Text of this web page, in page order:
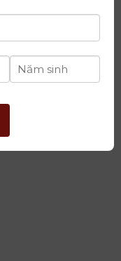
tư và phát triển